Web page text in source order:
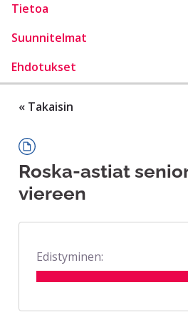
Tietoa
Suunnitelmat
Ehdotukset
« Takaisin
Roska-astiat
viereen
Edistyminen: